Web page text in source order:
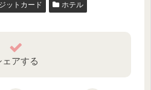
ットカード ホテル
ェアする